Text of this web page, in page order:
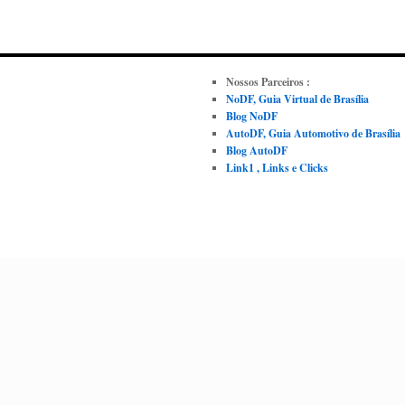
Nossos Parceiros :
NoDF, Guia Virtual de Brasília
Blog NoDF
AutoDF, Guia Automotivo de Brasília
Blog AutoDF
Link1 , Links e Clicks